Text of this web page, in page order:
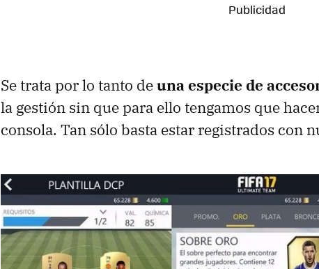
Se trata por lo tanto deuna especie de
la gestión sin que para ello tengamos que
consola. Tan sólo basta estar registrados con